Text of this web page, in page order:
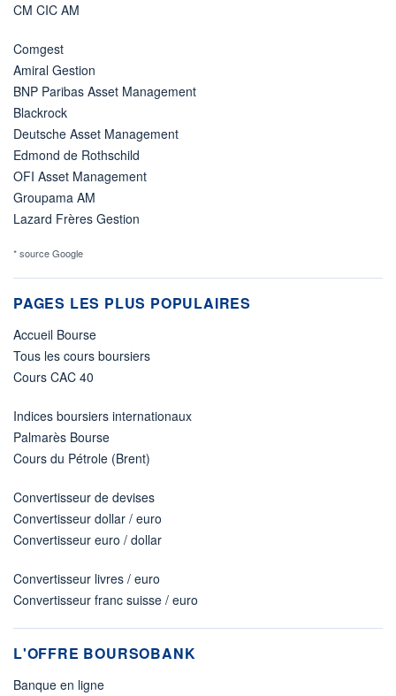
CM CIC AM
Comgest
Amiral Gestion
BNP Paribas Asset Management
Blackrock
Deutsche Asset Management
Edmond de Rothschild
OFI Asset Management
Groupama AM
Lazard Frères Gestion
* source Google
PAGES LES PLUS POPULAIRES
Accueil Bourse
Tous les cours boursiers
Cours CAC 40
Indices boursiers internationaux
Palmarès Bourse
Cours du Pétrole (Brent)
Convertisseur de devises
Convertisseur dollar / euro
Convertisseur euro / dollar
Convertisseur livres / euro
Convertisseur franc suisse / euro
L'OFFRE BOURSOBANK
Banque en ligne